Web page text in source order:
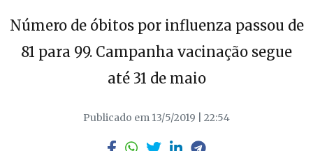
Número de óbitos por influenza passou de
81 para 99. Campanha vacinação segue
até 31 de maio
Publicado em 13/5/2019 | 22:54